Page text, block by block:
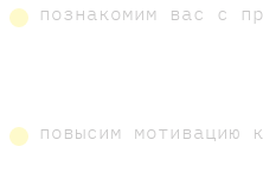
познакомим вас с
повысим мотивацию